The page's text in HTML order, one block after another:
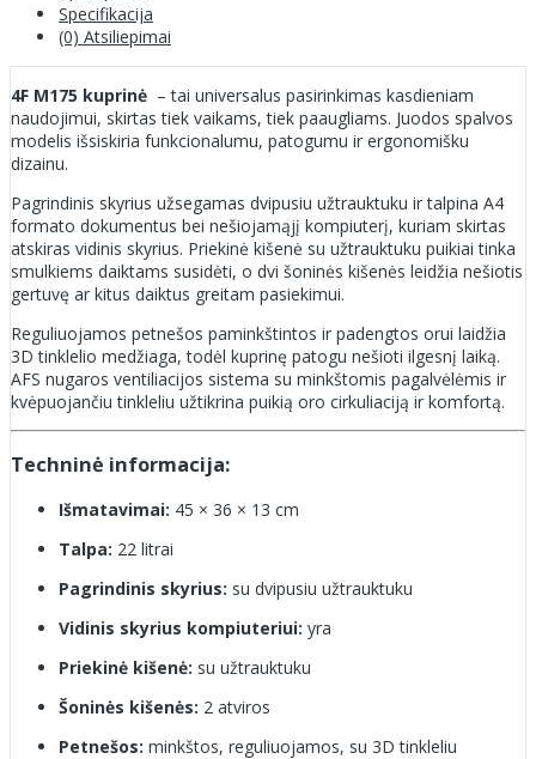
Specifikacija
(0) Atsiliepimai
4F M175 kuprinė – tai universalus pasirinkimas kasdieniam
naudojimui, skirtas tiek vaikams, tiek paaugliams. Juodos spalvos
modelis išsiskiria funkcionalumu, patogumu ir ergonomišku
dizainu.
Pagrindinis skyrius užsegamas dvipusiu užtrauktuku ir talpina A4
formato dokumentus bei nešiojamąjį kompiuterį, kuriam skirtas
atskiras vidinis skyrius. Priekinė kišenė su užtrauktuku puikiai tinka
smulkiems daiktams susidėti, o dvi šoninės kišenės leidžia nešiotis
gertuvę ar kitus daiktus greitam pasiekimui.
Reguliuojamos petnešos paminkštintos ir padengtos orui laidžia
3D tinklelio medžiaga, todėl kuprinę patogu nešioti ilgesnį laiką.
AFS nugaros ventiliacijos sistema su minkštomis pagalvėlėmis ir
kvėpuojančiu tinkleliu užtikrina puikią oro cirkuliaciją ir komfortą.
Techninė informacija:
Išmatavimai: 45 × 36 × 13 cm
Talpa: 22 litrai
Pagrindinis skyrius: su dvipusiu užtrauktuku
Vidinis skyrius kompiuteriui: yra
Priekinė kišenė: su užtrauktuku
Šoninės kišenės: 2 atviros
Petnešos: minkštos, reguliuojamos, su 3D tinkleliu